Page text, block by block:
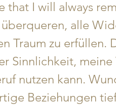
that I will always
alle
Traum zu
Sinnlichkeit,
nutzen kann.
Beziehungen